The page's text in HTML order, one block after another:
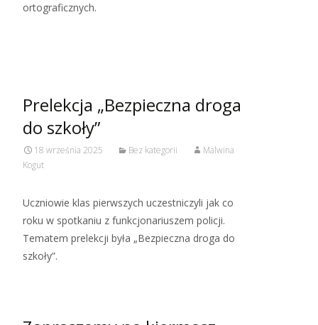
ortograficznych.
Prelekcja „Bezpieczna droga
do szkoły”
18 września 2025 Bez kategorii
Malwina
Kogut
Uczniowie klas pierwszych uczestniczyli jak co
roku w spotkaniu z funkcjonariuszem policji.
Tematem prelekcji była „Bezpieczna droga do
szkoły”.